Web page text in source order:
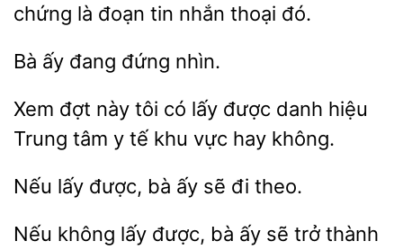
chứng là đoạn tin nhắn
đó.
Bà nhìn.
Xem đợt này có lấy
danh
Trung tâm y tế khu vực hay không.
Nếu được, bà ấy theo.
Nếu không lấy được, bà ấy sẽ trở thành